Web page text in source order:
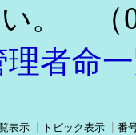
。
（
者命
表示 トピック表示
番